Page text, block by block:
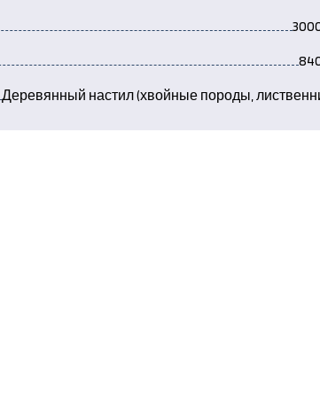
Деревянный настил (хвойные породы,